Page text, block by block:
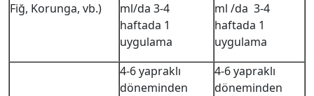
Fiğ, Korunga, vb.)
ml/da 3-4
haftada 1
uygulama
ml /da 3-4
haftada 1
uygulama
4-6 yapraklı
döneminden
4-6 yapraklı
döneminden